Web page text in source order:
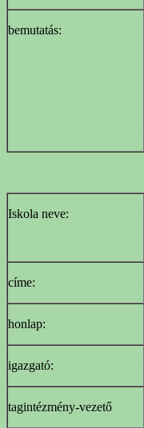
bemutatás:
Iskola neve:
címe:
honlap:
igazgató:
tagintézmény-vezető